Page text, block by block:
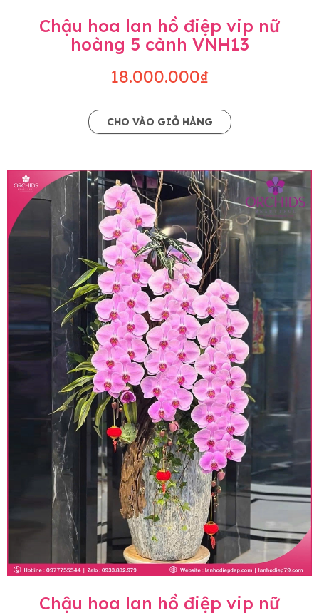
Chậu hoa lan hồ điệp vip nữ
hoàng 5 cành VNH13
18.000.000₫
CHO VÀO GIỎ HÀNG
Chậu hoa lan hồ điệp vip nữ